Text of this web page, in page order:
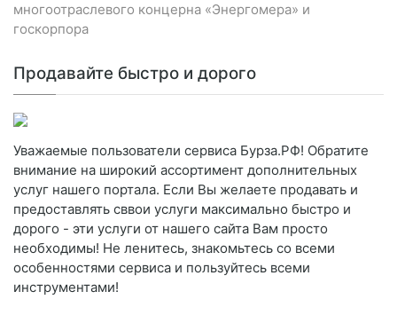
многоотраслевого концерна «Энергомера» и
госкорпора
Продавайте быстро и дорого
Уважаемые пользователи сервиса Бурза.РФ! Обратите
внимание на широкий ассортимент дополнительных
услуг нашего портала. Если Вы желаете продавать и
предоставлять сввои услуги максимально быстро и
дорого - эти услуги от нашего сайта Вам просто
необходимы! Не ленитесь, знакомьтесь со всеми
особенностями сервиса и пользуйтесь всеми
инструментами!